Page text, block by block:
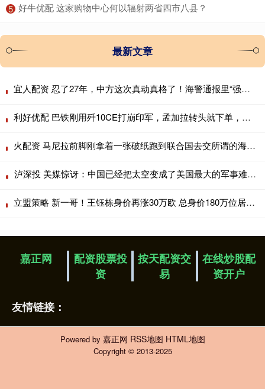
5 ​好牛优配 这家购物中心何以辐射两省四市八县？
最新文章
宜人配资 忍了27年，中方这次真动真格了！海警通报里“强制拖离”四个字格外扎眼
利好优配 巴铁刚用歼10CE打崩印军，孟加拉转头就下单，歼10CE成南亚新宠？
火配资 马尼拉前脚刚拿着一张破纸跑到联合国去交所谓的海图，自以为玩了手高明的
泸深投 美媒惊讶：中国已经把太空变成了美国最大的军事难题！
立盟策略 新一哥！王钰栋身价再涨30万欧 总身价180万位居中超本土第1
嘉正网
配资股票投
资
按天配资交
易
在线炒股配
资开户
友情链接：
Powered by 嘉正网 RSS地图 HTML地图
Copyright © 2013-2025